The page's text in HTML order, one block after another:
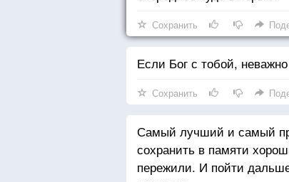
Сохранить
Если Бог с тобой,
Сохранить
Самый лучший и самый
сохранить в памяти
пережили. И пойти